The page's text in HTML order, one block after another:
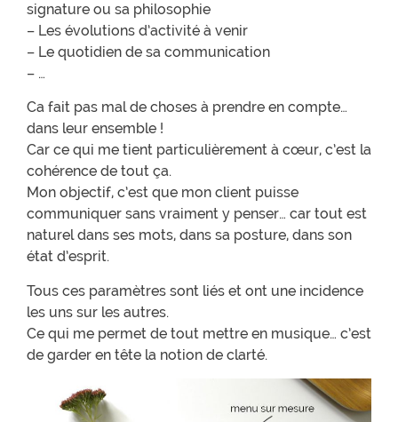
signature ou sa philosophie
– Les évolutions d’activité à venir
– Le quotidien de sa communication
– …
Ca fait pas mal de choses à prendre en compte…
dans leur ensemble !
Car ce qui me tient particulièrement à cœur, c’est la
cohérence de tout ça.
Mon objectif, c’est que mon client puisse
communiquer sans vraiment y penser… car tout est
naturel dans ses mots, dans sa posture, dans son
état d’esprit.
Tous ces paramètres sont liés et ont une incidence
les uns sur les autres.
Ce qui me permet de tout mettre en musique… c’est
de garder en tête la notion de clarté.